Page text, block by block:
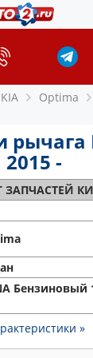
KIA Optima
рычага
-
ЗАПЧАСТЕЙ
Бензиновый
»